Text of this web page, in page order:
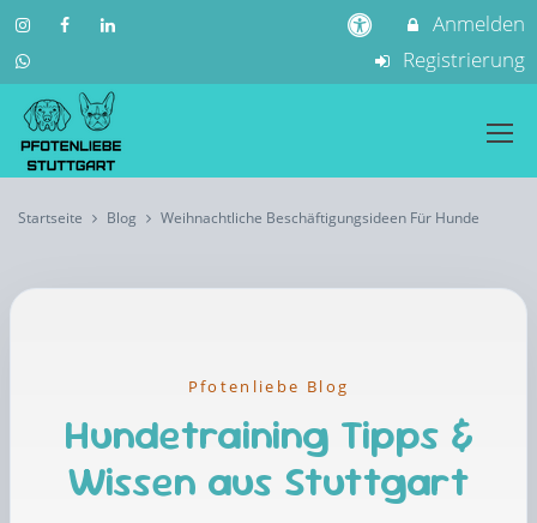
Anmelden
Registrierung
Startseite Blog Weihnachtliche Beschäftigungsideen Für Hunde
Pfotenliebe Blog
Hundetraining Tipps &
Wissen aus Stuttgart